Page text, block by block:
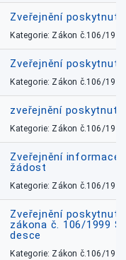
Zveřejnění
Kategorie: Zákon č.106/1999
Zveřejnění
Kategorie: Zákon č.106/1999
zveřejnění
Kategorie: Zákon č.106/1999
Zveřejnění informace
žádost
Kategorie: Zákon č.106/1999
Zveřejnění
zákona č. 106/1999
desce
Kategorie: Zákon č.106/1999